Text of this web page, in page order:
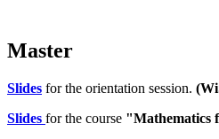
Master
Slides for the orientation session.
Slides for the course "Mathematics